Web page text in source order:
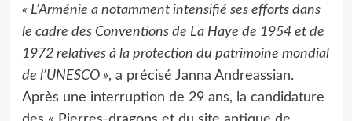
« L’Arménie a notamment intensifié ses efforts dans
le cadre des Conventions de La Haye de 1954 et de
1972 relatives à la protection du patrimoine mondial
de l’UNESCO », a précisé Janna Andreassian.
Après une interruption de 29 ans, la candidature